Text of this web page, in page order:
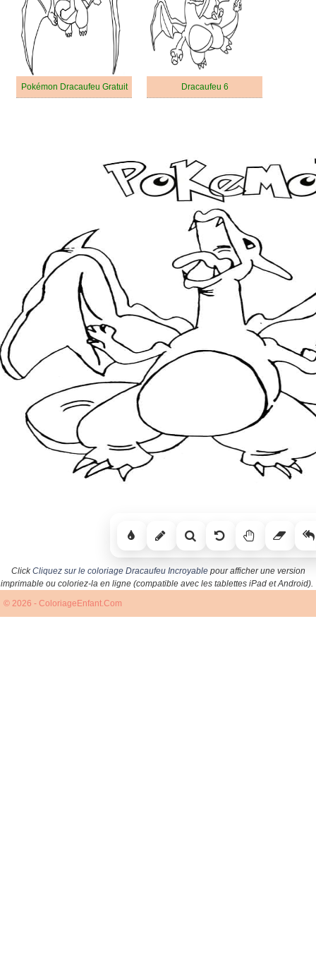
Pokémon Dracaufeu Gratuit Dracaufeu 6
ClickCliquez sur le coloriage Dracaufeu Incroyablepour afficher une version
imprimable ou coloriez-la en ligne (compatible avec les tablettes iPad et Android).
© 2026 - ColoriageEnfant.Com